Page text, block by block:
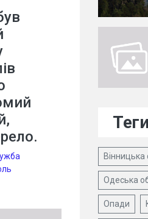
Теги
Вінницька
Одеська
Опади